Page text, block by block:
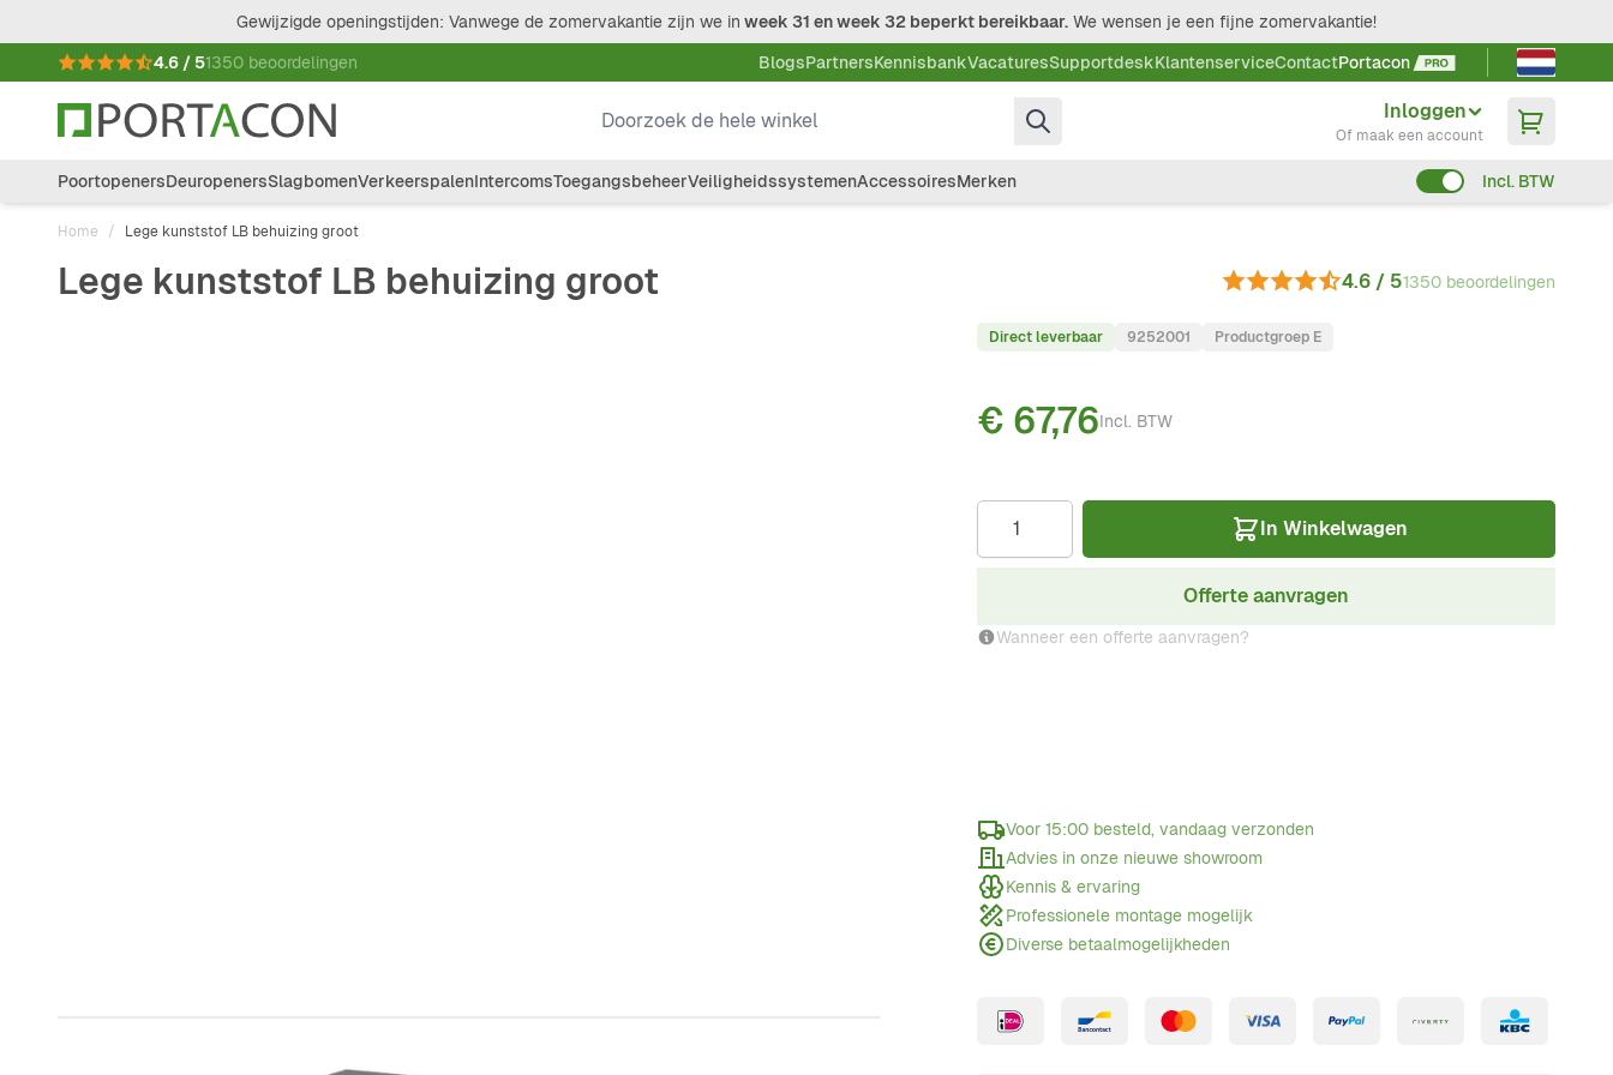
Gewijzigde openingstijden: Vanwege de zomervakantie zijn we in week 31 en week 32 beperkt bereikbaar. We wensen je een fijne zomervakantie!
4.6 / 51350 beoordelingen BlogsPartnersKennisbankVacaturesSupportdeskKlantenserviceContactPortacon
Taal kiezen
Doorzoek de hele winkel
Inloggen
Of maak een account
PoortopenersDeuropenersSlagbomenVerkeerspalenIntercomsToegangsbeheerVeiligheidssystemenAccessoiresMerken Incl. BTW
Home / Lege kunststof LB behuizing groot
Lege kunststof LB behuizing groot 4.6 / 51350 beoordelingen
Direct leverbaar 9252001 Productgroep E
Incl. BTW
€ 67,76
In Winkelwagen
Offerte aanvragen
Wanneer een offerte aanvragen?
Voor 15:00 besteld, vandaag verzonden
Advies in onze nieuwe showroom
Kennis & ervaring
Professionele montage mogelijk
Diverse betaalmogelijkheden